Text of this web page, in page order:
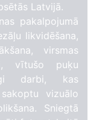
Latvijā.
pakalpojumā
likvidēšana,
virsmas
vītušo puķu
darbi, kas
vizuālo
Sniegtā